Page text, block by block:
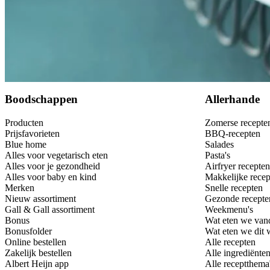
Boodschappen
Producten
Prijsfavorieten
Blue home
Alles voor vegetarisch eten
Alles voor je gezondheid
Alles voor baby en kind
Merken
Nieuw assortiment
Gall & Gall assortiment
Bonus
Bonusfolder
Online bestellen
Zakelijk bestellen
Albert Heijn app
Allerhande
Zomerse
BBQ-recepten
Salades
Pasta's
Airfryer recepten
Makkelijke
Snelle recepten
Gezonde
Weekmenu's
Wat eten we
Wat eten we dit
Alle recepten
Alle ingrediënten
Alle